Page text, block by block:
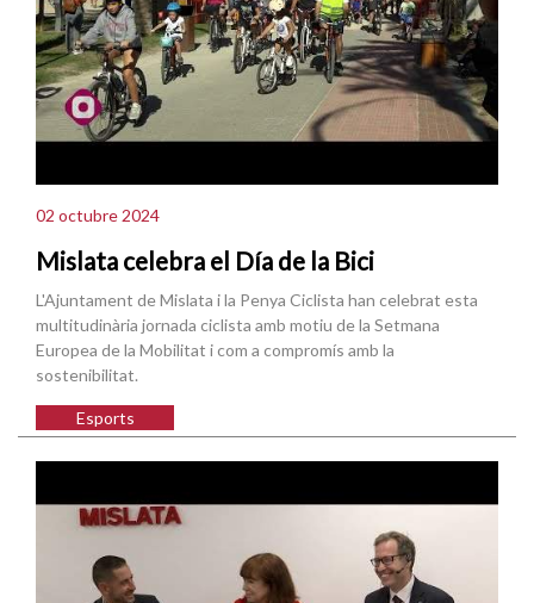
02 octubre 2024
Mislata celebra el Día de la Bici
L'Ajuntament de Mislata i la Penya Ciclista han celebrat esta
multitudinària jornada ciclista amb motiu de la Setmana
Europea de la Mobilitat i com a compromís amb la
sostenibilitat.
Esports